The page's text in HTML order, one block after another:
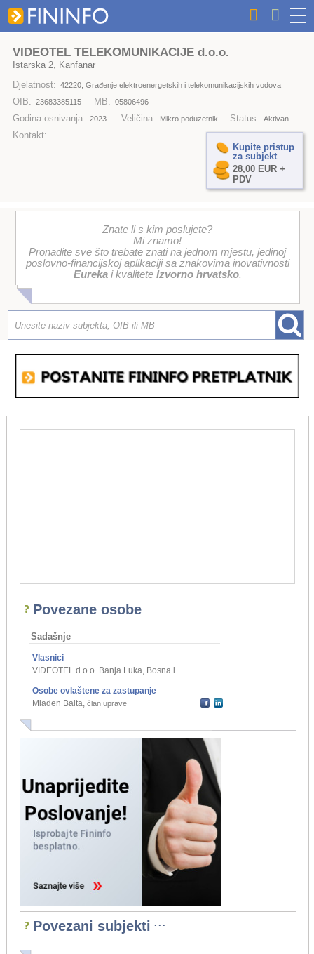
VIDEOTEL TELEKOMUNIKACIJE d.o.o.
Istarska 2, Kanfanar
Djelatnost: 42220, Građenje elektroenergetskih i telekomunikacijskih vodova
OIB: 23683385115 MB: 05806496
Godina osnivanja: 2023. Veličina: Mikro poduzetnik Status: Aktivan
Kontakt:
Kupite pristup
za subjekt
28,00 EUR +
PDV
Znate li s kim poslujete?
Mi znamo!
Pronađite sve što trebate znati na jednom mjestu, jedinoj
poslovno-financijskoj aplikaciji sa znakovima inovativnosti
Eurekai kvalitete Izvorno hrvatsko.
Povezane osobe
Sadašnje
Vlasnici
VIDEOTEL d.o.o. Banja Luka, Bosna i Hercegovina
Osobe ovlaštene za zastupanje
Mladen Balta, član uprave
Povezani subjekti ...